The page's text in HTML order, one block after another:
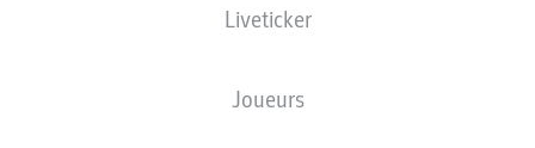
Liveticker
Joueurs